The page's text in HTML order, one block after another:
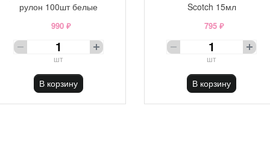
рулон 100шт белые
990 ₽
шт
В корзину
Scotch 15мл
795 ₽
шт
В корзину